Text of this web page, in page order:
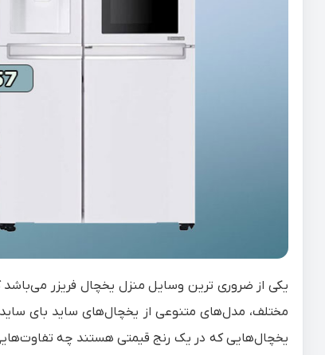
یکی از ضروری ترین وسایل منزل یخچال فریزر
مختلف، مدل‌های متنوعی از یخچال‌های ساید بای
یخچال‌هایی که در یک رنج قیمتی هستند چه